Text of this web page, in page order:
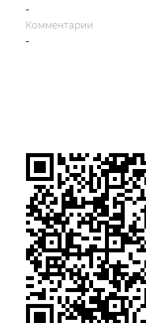
-
Комментарии
-